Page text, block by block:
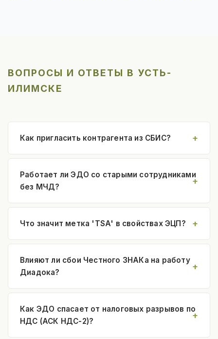
ВОПРОСЫ И ОТВЕТЫ В УСТЬ-
ИЛИМСКЕ
Как пригласить контрагента из СБИС?
Работает ли ЭДО со старыми сотрудниками
без МЧД?
Что значит метка 'TSA' в свойствах ЭЦП?
Влияют ли сбои Честного ЗНАКа на работу
Диадока?
Как ЭДО спасает от налоговых разрывов по
НДС (АСК НДС-2)?